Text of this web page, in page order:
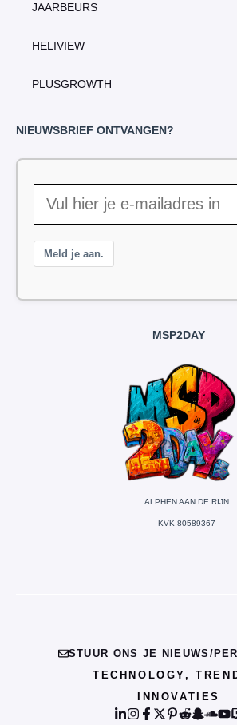
JAARBEURS
HELIVIEW
PLUSGROWTH
NIEUWSBRIEF ONTVANGEN?
Meld je aan.
MSP2DAY
ALPHEN AAN DE RIJN
KVK 80589367
STUUR ONS JE NIEUWS/
TECHNOLOGY,
INNOVATIES